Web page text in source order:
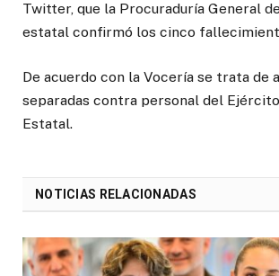
Twitter, que la Procuraduría General
estatal confirmó los cinco
De acuerdo con la Vocería se trata de
separadas contra personal del
Estatal.
NOTICIAS RELACIONADAS